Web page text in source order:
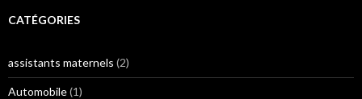
CATÉGORIES
assistants maternels (2)
Automobile(1)